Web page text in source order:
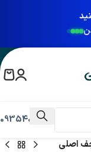
09354031009
اصلی